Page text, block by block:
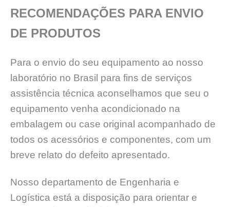
RECOMENDAÇÕES PARA ENVIO
DE PRODUTOS
Para o envio do seu equipamento ao nosso
laboratório no Brasil para fins de serviços
assistência técnica aconselhamos que seu o
equipamento venha acondicionado na
embalagem ou case original acompanhado de
todos os acessórios e componentes, com um
breve relato do defeito apresentado.
Nosso departamento de Engenharia e
Logística está a disposição para orientar e